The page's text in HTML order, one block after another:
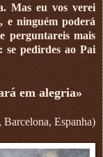
Mas eu vos verei
e ninguém poderá
perguntareis mais
se pedirdes ao Pai
em alegria»
Espanha)